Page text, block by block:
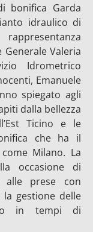
bonifica Garda
idraulico di
Valeria
Idrometrico
Emanuele
spiegato agli
dalla bellezza
Ticino e le
che ha il
Milano. La
occasione di
prese con
gestione delle
in tempi di